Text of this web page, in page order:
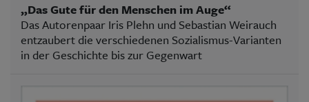
„Das Gute für den Menschen im Auge“
Das Autorenpaar Iris Plehn und Sebastian Weirauch
entzaubert die verschiedenen Sozialismus-Varianten
in der Geschichte bis zur Gegenwart